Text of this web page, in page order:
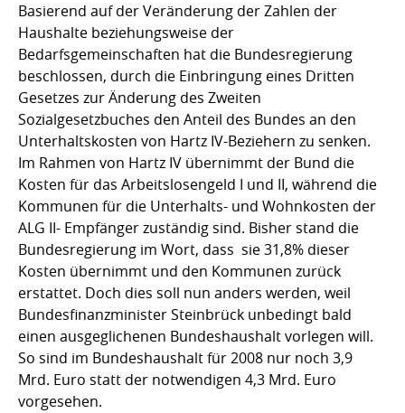
Basierend auf der Veränderung der Zahlen der
Haushalte beziehungsweise der
Bedarfsgemeinschaften hat die Bundesregierung
beschlossen, durch die Einbringung eines Dritten
Gesetzes zur Änderung des Zweiten
Sozialgesetzbuches den Anteil des Bundes an den
Unterhaltskosten von Hartz IV-Beziehern zu senken.
Im Rahmen von Hartz IV übernimmt der Bund die
Kosten für das Arbeitslosengeld I und II, während die
Kommunen für die Unterhalts- und Wohnkosten der
ALG II- Empfänger zuständig sind. Bisher stand die
Bundesregierung im Wort, dass sie 31,8% dieser
Kosten übernimmt und den Kommunen zurück
erstattet. Doch dies soll nun anders werden, weil
Bundesfinanzminister Steinbrück unbedingt bald
einen ausgeglichenen Bundeshaushalt vorlegen will.
So sind im Bundeshaushalt für 2008 nur noch 3,9
Mrd. Euro statt der notwendigen 4,3 Mrd. Euro
vorgesehen.